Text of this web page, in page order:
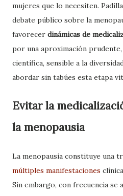
mujeres que lo necesiten.
debate público sobre la
favorecer dinámicas de
por una aproximación prudente,
científica, sensible a la
abordar sin tabúes esta etapa
Evitar la
la menopausia
La menopausia constituye una
múltiples manifestaciones
Sin embargo, con frecuencia se